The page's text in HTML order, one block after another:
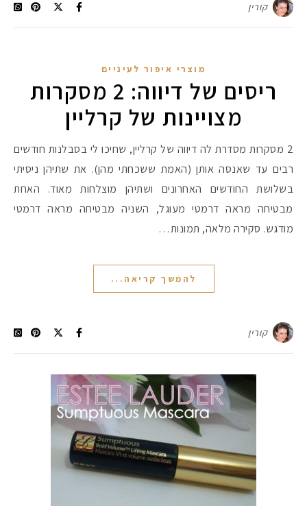
קורין
מוצרי איפור לעיניים
ריסים של דיווה: 2 מסקרות
מצויינות של קרליין
2 מסקרות מסדרת לה דיווה של קרליין, שחיכו לי בסבלנות חודשים
רבים עד שאנסה אותן (האמת ששכחתי מהן). את שתיהן ניסיתי
בשלושת החודשים האחרונים ושתיהן מוצלחות מאוד. האחת
מבטיחה מראה דרמטי מעוגל, השניה מבטיחה מראה דרמטי
מודגש. סקירה מלאה, תמונות…
להמשך קריאה...
קורין